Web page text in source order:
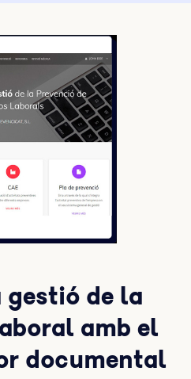
de la
amb el
documental